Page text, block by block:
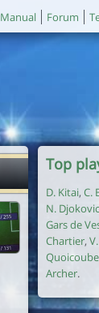
Manual Forum
Top
D. Kitai, C.
N. Djokovic
Gars de
Chartier,
Archer.